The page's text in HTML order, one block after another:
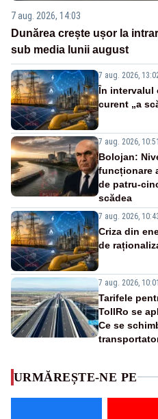
7 aug. 2026, 14:03
Dunărea crește ușor la
sub media lunii august
7 aug. 2026,
În intervalul
curent „a
7 aug. 2026, 10:51
Bolojan:
funcționare
de patru-
scădea
7 aug. 2026,
Criza din
de
7 aug. 2026, 10:01
Tarifele
TollRo se
Ce se
URMĂREȘTE-NE PE